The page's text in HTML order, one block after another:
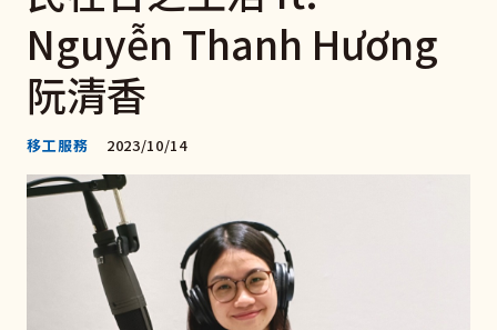
Nguyễn Thanh Hương
阮清香
移工服務 2023/10/14